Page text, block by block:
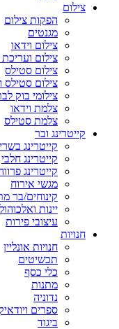
צילום
הפקות צילום
מגנטים
צילום וידאו
צילום
צילום סטילס
צילום סטילס
צילומי בוק
צלמת וידאו
צלמת סטילס
קייטרינג ובר
קייטרינג בשרי
קייטרינג חלבי
קייטרינג
מגשי אירוח
קינוחים/בר
יינות ואלכוהול
עיצובי פירות
חנויות
חנויות אונליין
תכשיטים
כלי כסף
מתנות
נדוניה
ספרים
ביגוד